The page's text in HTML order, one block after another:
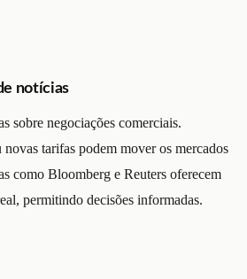
notícias
sobre negociações comerciais.
tarifas podem mover os mercados
como Bloomberg e Reuters oferecem
permitindo decisões informadas.